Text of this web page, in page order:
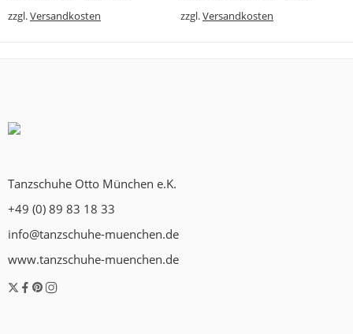
zzgl.Versandkosten zzgl.Versandkosten
Tanzschuhe Otto München e.K.
+49 (0) 89 83 18 33
info@tanzschuhe-muenchen.de
www.tanzschuhe-muenchen.de